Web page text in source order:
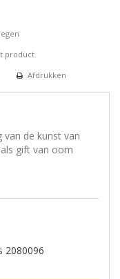
product
Afdrukken
van de kunst van
gift van oom
2080096